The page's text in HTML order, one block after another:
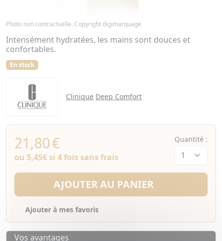
Photo non contractuelle. Copyright digimarquage
Intensément hydratées, les mains sont douces et
confortables.
En stock
Clinique Deep Comfort
21,80€
ou 5,45€ si 4 fois sans frais
Quantité :
AJOUTER AU PANIER
Ajouter à mes favoris
Vos avantages